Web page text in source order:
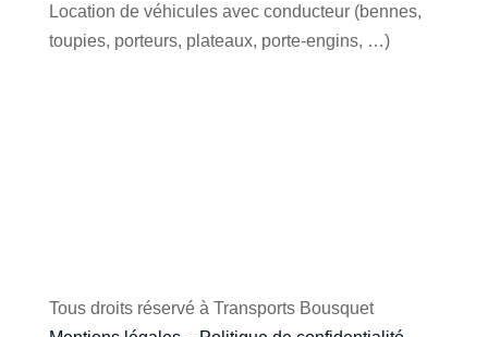
Location de véhicules avec conducteur (bennes,
toupies, porteurs, plateaux, porte-engins, …)
Tous droits réservé à Transports Bousquet